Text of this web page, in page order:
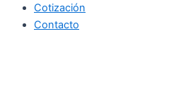
Cotización
Contacto